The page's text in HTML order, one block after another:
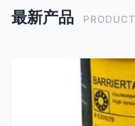
最新产品 PRODUCT